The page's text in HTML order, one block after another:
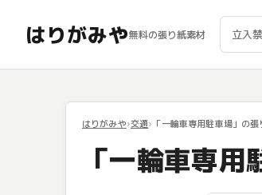
はりがみや無料の張り紙素材
はりがみや 交通 「一輪車専用駐車場」の張
「一輪車専